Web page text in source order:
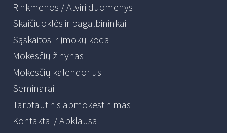
Rinkmenos / Atviri duomenys
Skaičiuoklės ir pagalbininkai
Sąskaitos ir įmokų kodai
Mokesčių žinynas
Mokesčių kalendorius
Seminarai
Tarptautinis apmokestinimas
Kontaktai / Apklausa